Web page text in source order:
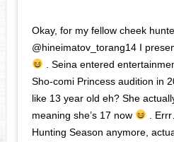
Okay, for my fellow cheek
@hineimatov_torang14 I
. Seina entered
Sho-comi Princess audition in
like 13 year old eh? She
meaning she’s 17 now
.
Hunting Season anymore,